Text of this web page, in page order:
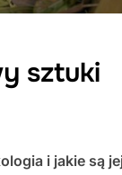
sztuki
i jakie są